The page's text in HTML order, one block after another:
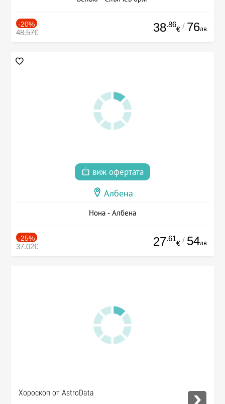
-20%
48.57€ 38.86
€ / 76лв.
виж офертата
Албена
Нона - Албена
-25%
37.02€ 27.61
€ / 54лв.
Хороскоп от AstroData